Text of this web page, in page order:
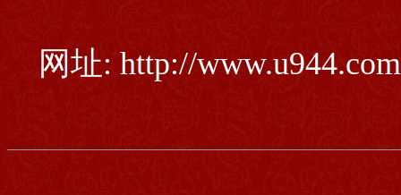
网址: http://www.u944.com